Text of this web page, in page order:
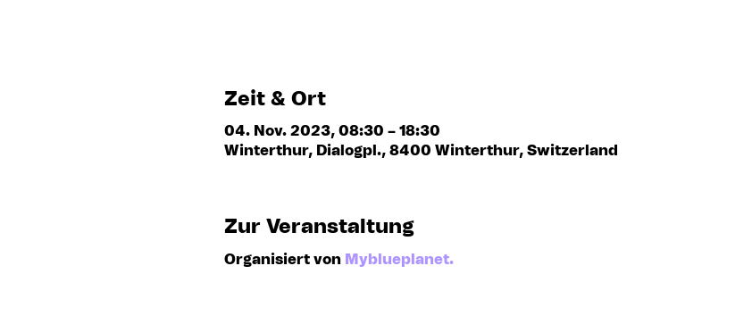
Zeit & Ort
04. Nov. 2023, 08:30 – 18:30
Winterthur, Dialogpl., 8400 Winterthur, Switzerland
Zur Veranstaltung
Organisiert von Myblueplanet.